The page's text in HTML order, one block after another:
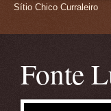
Sítio Chico Curraleiro
Fonte